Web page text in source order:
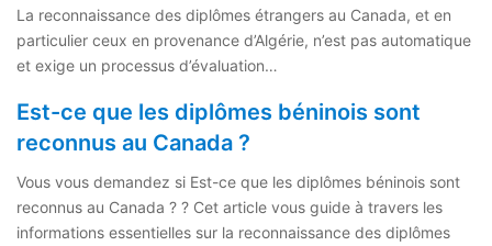
La reconnaissance des diplômes étrangers au Canada, et en
particulier ceux en provenance d’Algérie, n’est pas automatique
et exige un processus d’évaluation…
Est-ce que les diplômes béninois sont
reconnus au Canada ?
Vous vous demandez si Est-ce que les diplômes béninois sont
reconnus au Canada ? ? Cet article vous guide à travers les
informations essentielles sur la reconnaissance des diplômes